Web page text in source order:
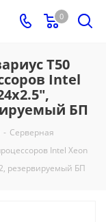
0
T50
Intel
БП
- Серверная
Intel Xeon
резервируемый БП